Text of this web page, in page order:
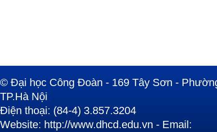
© Đại học Công Đoàn - 169 Tây Sơn -
TP.Hà Nội
Điện thoại: (84-4) 3.857.3204
Website: http://www.dhcd.edu.vn - Email: